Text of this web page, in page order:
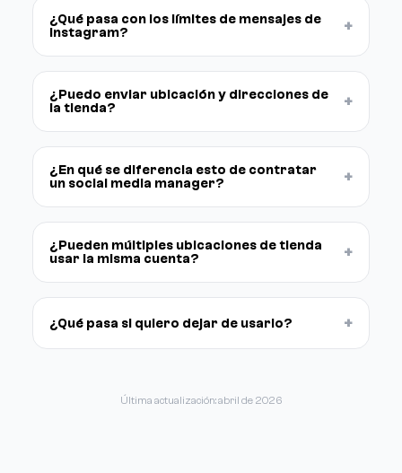
¿Qué pasa con los límites de mensajes de
Instagram?
+
¿Puedo enviar ubicación y direcciones de
la tienda?
+
¿En qué se diferencia esto de contratar
un social media manager?
+
¿Pueden múltiples ubicaciones de tienda
usar la misma cuenta?
+
¿Qué pasa si quiero dejar de usarlo? +
Última actualización: abril de 2026